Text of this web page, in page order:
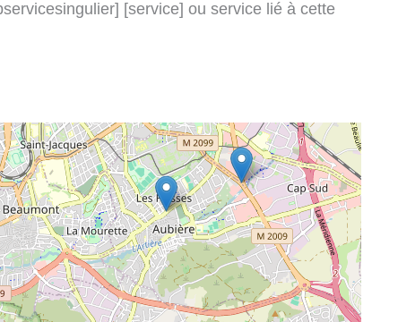
[service] ou service lié à cette